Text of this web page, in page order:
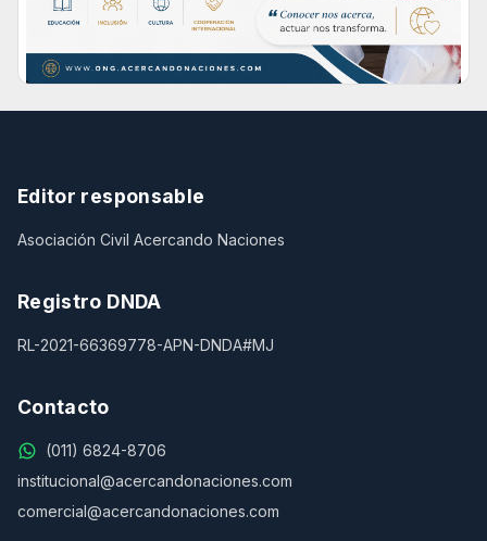
Editor responsable
Asociación Civil Acercando Naciones
Registro DNDA
RL-2021-66369778-APN-DNDA#MJ
Contacto
(011) 6824-8706
institucional@acercandonaciones.com
comercial@acercandonaciones.com